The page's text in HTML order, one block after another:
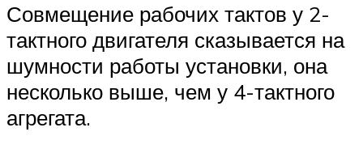
Совмещение рабочих тактов у 2-
тактного двигателя сказывается на
шумности работы установки, она
несколько выше, чем у 4-тактного
агрегата.